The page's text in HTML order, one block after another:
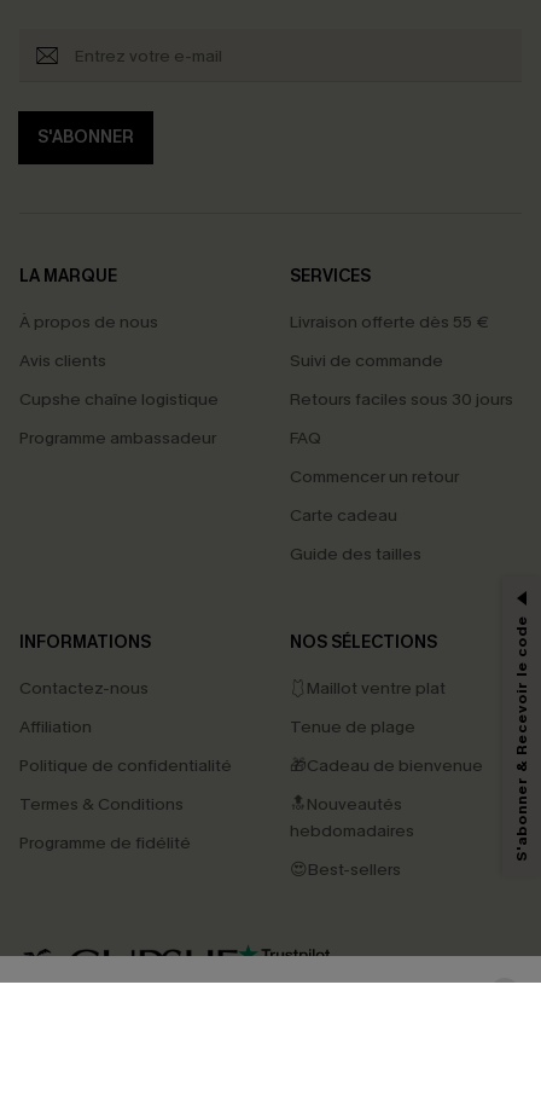
S'ABONNER
LA MARQUE
À propos de nous
Avis clients
Cupshe chaîne logistique
Programme ambassadeur
SERVICES
Livraison offerte dès 55 €
Suivi de commande
Retours faciles sous 30 jours
FAQ
Commencer un retour
Carte cadeau
Guide des tailles
INFORMATIONS
Contactez-nous
Affiliation
Politique de confidentialité
Termes & Conditions
Programme de fidélité
NOS SÉLECTIONS
🩱Maillot ventre plat
Tenue de plage
🎁Cadeau de bienvenue
🔝Nouveautés
hebdomadaires
😍Best-sellers
4.3
PROFITEZ DE -15%
marketing (y compris du contenu généré par l'IA) de Cupshe et
pouvons utiliser les données collectées sur notre site ainsi que des
savoir si ceux-ci ont été ouverts, de mesurer votre engagement, de
personnaliser nos contenus et nos offres, et de vous recommander des
produits susceptibles de vous intéresser, conformément à notre
Politique de
. Vous pouvez vous désabonner à tout moment.
S'abonner & Recevoir le code